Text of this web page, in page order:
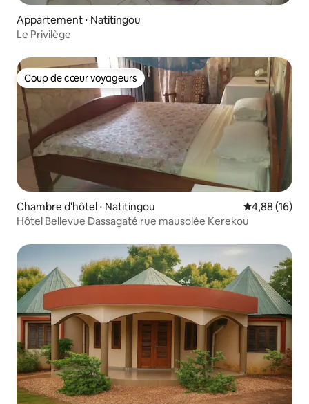
Appartement ⋅ Natitingou
Le Privilège
Coup de cœur voyageurs
Coup de cœur voyageurs
Chambre d'hôtel ⋅ Natitingou Évaluation
4,88 (16)
Hôtel Bellevue Dassagaté rue mausolée Kerekou